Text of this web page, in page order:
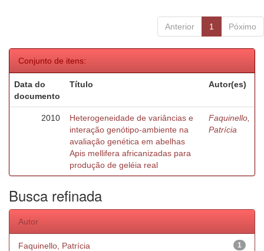
Anterior 1 Póximo
Conjunto de itens:
Data do
documento
Título Autor(es)
2010
Heterogeneidade de variâncias e
interação genótipo-ambiente na
avaliação genética em abelhas
Apis mellifera africanizadas para
produção de geléia real
Faquinello,
Patrícia
Busca refinada
Autor
1
Faquinello, Patrícia